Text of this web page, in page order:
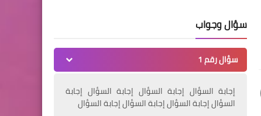
سؤال وجواب
سؤال رقم 1
إجابة السؤال إجابة السؤال إجابة السؤال إجابة
السؤال إجابة السؤال إجابة السؤال إجابة السؤال